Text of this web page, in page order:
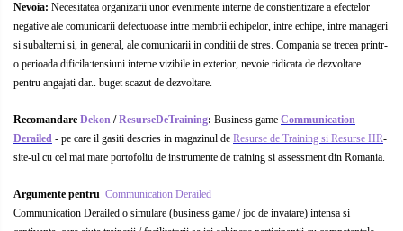
Servicii & Relationarea cu Clientii
Teambuilding
Time Management / Planificare /
Nevoia: Necesitatea organizarii unor evenimente interne de constientizare a efectelor
negative ale comunicarii defectuoase intre membrii echipelor, intre echipe, intre manageri
si subalterni si, in general, ale comunicarii in conditii de stres. Compania se trecea printr-
o perioada dificila:tensiuni interne vizibile in exterior, nevoie ridicata de dezvoltare
pentru angajati dar.. buget scazut de dezvoltare.
Recomandare Dekon /ResurseDeTraining: Business game Communication
Derailed - pe care il gasiti descries in magazinul de Resurse de Training si Resurse HR-
site-ul cu cel mai mare portofoliu de instrumente de training si assessment din Romania.
Argumente pentru Communication Derailed
Communication Derailed o simulare (business game / joc de invatare) intensa si